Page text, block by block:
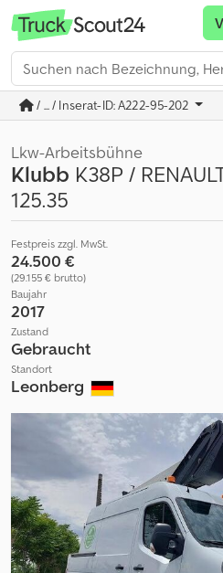
/ ... / Inserat-ID: A222-95-202
Lkw-Arbeitsbühne
Klubb K38P /
125.35
Festpreis zzgl. MwSt.
24.500 €
(29.155 € brutto)
Baujahr
2017
Zustand
Gebraucht
Standort
Leonberg